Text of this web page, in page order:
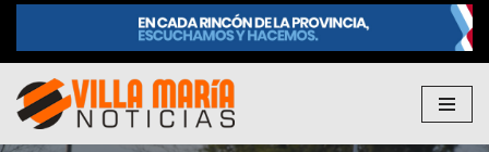
al
contenido